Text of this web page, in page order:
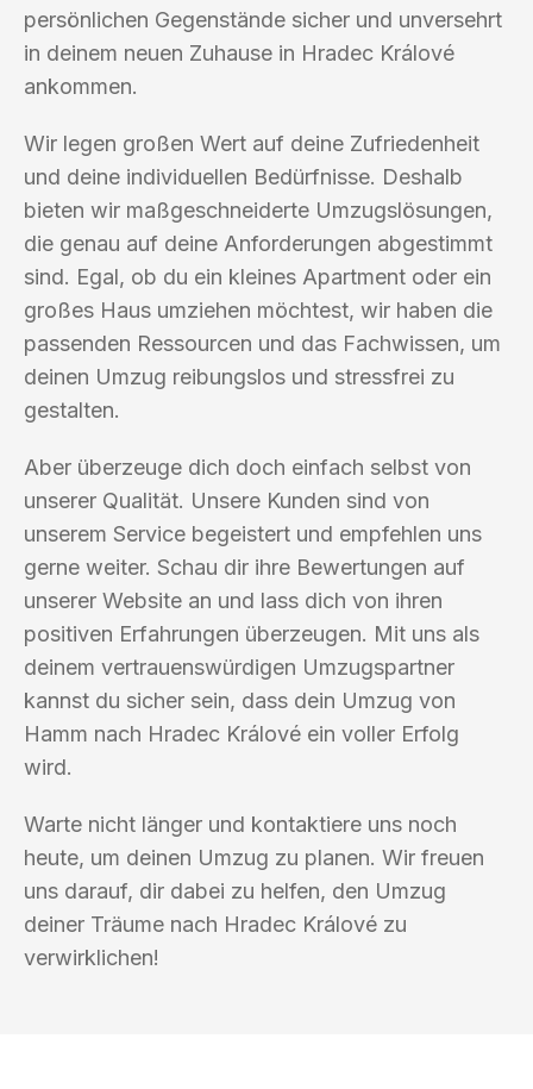
persönlichen Gegenstände sicher und unversehrt
in deinem neuen Zuhause in Hradec Králové
ankommen.
Wir legen großen Wert auf deine Zufriedenheit
und deine individuellen Bedürfnisse. Deshalb
bieten wir maßgeschneiderte Umzugslösungen,
die genau auf deine Anforderungen abgestimmt
sind. Egal, ob du ein kleines Apartment oder ein
großes Haus umziehen möchtest, wir haben die
passenden Ressourcen und das Fachwissen, um
deinen Umzug reibungslos und stressfrei zu
gestalten.
Aber überzeuge dich doch einfach selbst von
unserer Qualität. Unsere Kunden sind von
unserem Service begeistert und empfehlen uns
gerne weiter. Schau dir ihre Bewertungen auf
unserer Website an und lass dich von ihren
positiven Erfahrungen überzeugen. Mit uns als
deinem vertrauenswürdigen Umzugspartner
kannst du sicher sein, dass dein Umzug von
Hamm nach Hradec Králové ein voller Erfolg
wird.
Warte nicht länger und kontaktiere uns noch
heute, um deinen Umzug zu planen. Wir freuen
uns darauf, dir dabei zu helfen, den Umzug
deiner Träume nach Hradec Králové zu
verwirklichen!